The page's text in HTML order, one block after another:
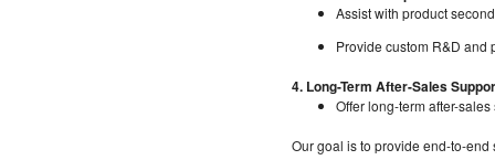
Assist with product
Provide custom R&D and
4. Long-Term After-Sales
Offer long-term after-
Our goal is to provide end-to-